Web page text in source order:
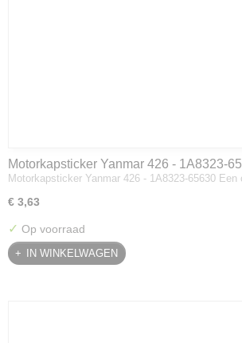
Motorkapsticker Yanmar 426 - 1A8323-
Motorkapsticker Yanmar 426 - 1A8323-65630
€ 3,63
✓ Op voorraad
IN WINKELWAGEN